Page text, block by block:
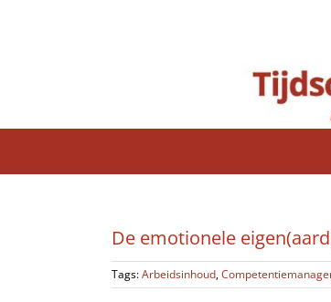
De emotionele
Tags:Arbeidsinhoud,